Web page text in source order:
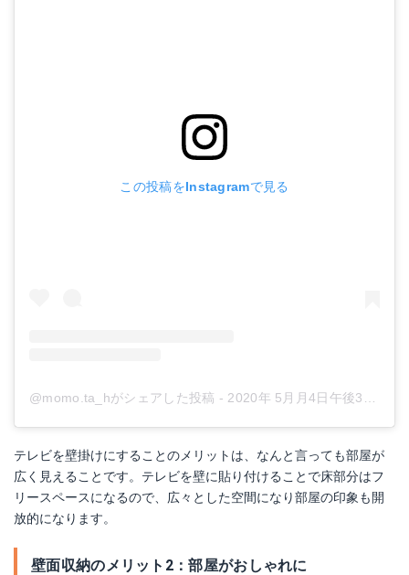
この投稿をInstagramで見る
@momo.ta_hがシェアした投稿 - 2020年 5月月4日午後3時36分PDT
テレビを壁掛けにすることのメリットは、なんと言っても部屋が
広く見えることです。テレビを壁に貼り付けることで床部分はフ
リースペースになるので、広々とした空間になり部屋の印象も開
放的になります。
壁面収納のメリット2：部屋がおしゃれに